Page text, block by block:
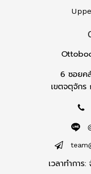
6 ซอยค
เขตจตุจักร
เวลาทำกา